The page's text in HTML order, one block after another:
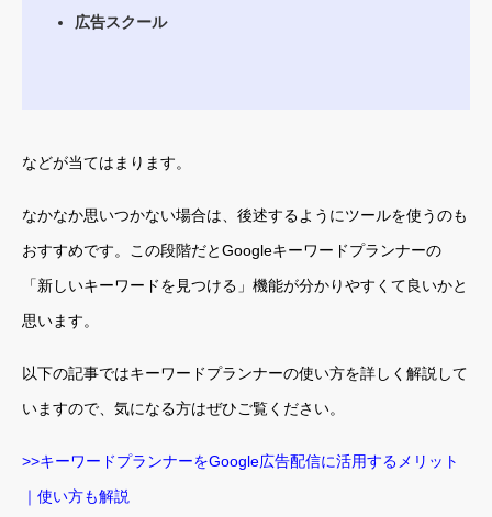
広告スクール
などが当てはまります。
なかなか思いつかない場合は、後述するようにツールを使うのも
おすすめです。この段階だとGoogleキーワードプランナーの
「新しいキーワードを見つける」機能が分かりやすくて良いかと
思います。
以下の記事ではキーワードプランナーの使い方を詳しく解説して
いますので、気になる方はぜひご覧ください。
>>キーワードプランナーをGoogle広告配信に活用するメリット
｜使い方も解説